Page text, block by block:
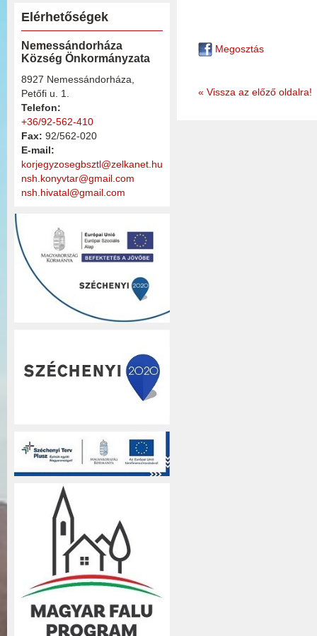
Elérhetőségek
Nemessándorháza
Község Önkormányzata
8927 Nemessándorháza,
Petőfi u. 1.
Telefon:
+36/92-562-410
Fax: 92/562-020
E-mail:
korjegyzosegbsztl@zelkanet.hu
nsh.konyvtar@gmail.com
nsh.hivatal@gmail.com
Megosztás
« Vissza az előző oldalra!